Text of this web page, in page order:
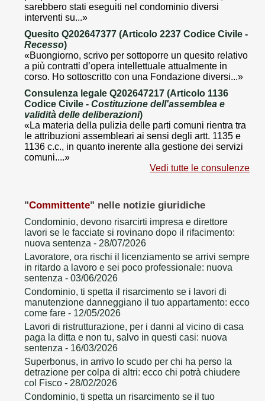
sarebbero stati eseguiti nel condominio diversi
interventi su...»
Quesito Q202647377 (Articolo 2237 Codice Civile -
Recesso)
«Buongiorno, scrivo per sottoporre un quesito relativo
a più contratti d’opera intellettuale attualmente in
corso. Ho sottoscritto con una Fondazione diversi...»
Consulenza legale Q202647217 (Articolo 1136
Codice Civile - Costituzione dell'assemblea e
validità delle deliberazioni)
«La materia della pulizia delle parti comuni rientra tra
le attribuzioni assembleari ai sensi degli artt. 1135 e
1136 c.c., in quanto inerente alla gestione dei servizi
comuni....»
Vedi tutte le consulenze
"Committente" nelle notizie giuridiche
Condominio, devono risarcirti impresa e direttore
lavori se le facciate si rovinano dopo il rifacimento:
nuova sentenza - 28/07/2026
Lavoratore, ora rischi il licenziamento se arrivi sempre
in ritardo a lavoro e sei poco professionale: nuova
sentenza - 03/06/2026
Condominio, ti spetta il risarcimento se i lavori di
manutenzione danneggiano il tuo appartamento: ecco
come fare - 12/05/2026
Lavori di ristrutturazione, per i danni al vicino di casa
paga la ditta e non tu, salvo in questi casi: nuova
sentenza - 16/03/2026
Superbonus, in arrivo lo scudo per chi ha perso la
detrazione per colpa di altri: ecco chi potrà chiudere
col Fisco - 28/02/2026
Condominio, ti spetta un risarcimento se il tuo